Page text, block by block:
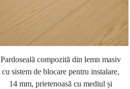
Pardoseală compozită din lemn masiv
cu sistem de blocare pentru instalare,
14 mm, prietenoasă cu mediul și